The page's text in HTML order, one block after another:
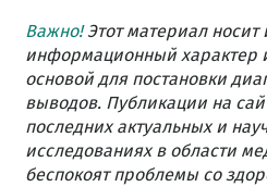
Важно!Этот материал носит
информационный характер
основой для постановки
выводов. Публикации на
последних актуальных и
исследованиях в области
беспокоят проблемы со